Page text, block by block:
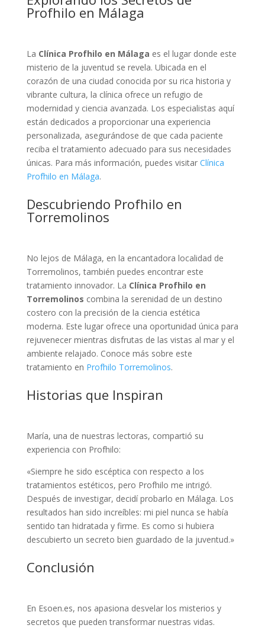
Profhilo en Málaga
La Clínica Profhilo en Málaga es el lugar donde este
misterio de la juventud se revela. Ubicada en el
corazón de una ciudad conocida por su rica historia y
vibrante cultura, la clínica ofrece un refugio de
modernidad y ciencia avanzada. Los especialistas aquí
están dedicados a proporcionar una experiencia
personalizada, asegurándose de que cada paciente
reciba el tratamiento adecuado para sus necesidades
únicas. Para más información, puedes visitar Clínica
Profhilo en Málaga.
Descubriendo Profhilo en
Torremolinos
No lejos de Málaga, en la encantadora localidad de
Torremolinos, también puedes encontrar este
tratamiento innovador. La Clínica Profhilo en
Torremolinos combina la serenidad de un destino
costero con la precisión de la ciencia estética
moderna. Este lugar ofrece una oportunidad única para
rejuvenecer mientras disfrutas de las vistas al mar y el
ambiente relajado. Conoce más sobre este
tratamiento en Profhilo Torremolinos.
Historias que Inspiran
María, una de nuestras lectoras, compartió su
experiencia con Profhilo:
«Siempre he sido escéptica con respecto a los
tratamientos estéticos, pero Profhilo me intrigó.
Después de investigar, decidí probarlo en Málaga. Los
resultados han sido increíbles: mi piel nunca se había
sentido tan hidratada y firme. Es como si hubiera
descubierto un secreto bien guardado de la juventud.»
Conclusión
En Esoen.es, nos apasiona desvelar los misterios y
secretos que pueden transformar nuestras vidas.